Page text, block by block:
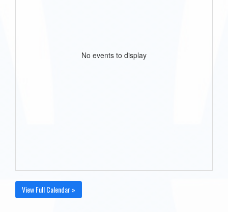
No events to display
View Full Calendar »